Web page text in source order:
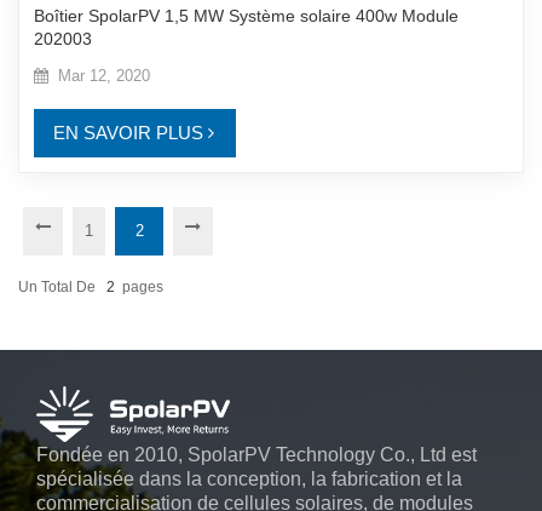
Boîtier SpolarPV 1,5 MW Système solaire 400w Module
202003
Mar 12, 2020
EN SAVOIR PLUS
1 2
Un Total De 2 Pages
Fondée en 2010, SpolarPV Technology Co., Ltd est
spécialisée dans la conception, la fabrication et la
commercialisation de cellules solaires, de modules